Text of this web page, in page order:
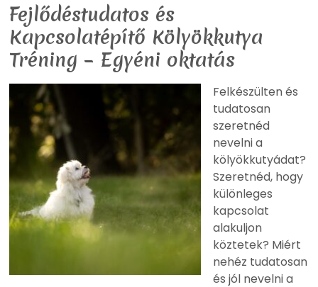
Fejlődéstudatos és
Kapcsolatépítő Kölyökkutya
Tréning – Egyéni oktatás
Felkészülten és
tudatosan
szeretnéd
nevelni a
kölyökkutyádat?
Szeretnéd, hogy
különleges
kapcsolat
alakuljon
köztetek? Miért
nehéz tudatosan
és jól nevelni a